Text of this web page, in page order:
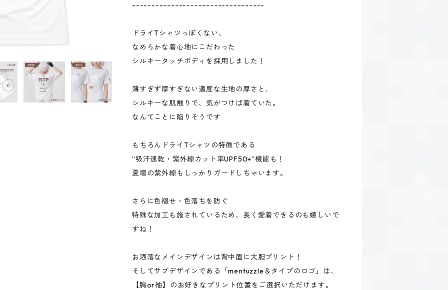
----------------------------------
ドライTシャツっぽくない、
なめらかな着心地にこだわった
シルキータッチボディを採用しました！
薄すぎず厚すぎない適度な生地の厚さと、
シルキーな肌触りで、気がつけば着ていた。
なんてことに陥りそうです
もちろんドライTシャツの特徴である
“吸汗速乾・紫外線カット率UPF50+”機能も！
夏場の紫外線もしっかりガードしちゃいます。
さらに色褪せ・色落ちを防ぐ
特殊な加工も施されているため、長く愛着できるのも嬉しいで
すね！
お洒落なメインデザインは背中面に大胆プリント！
そしてサブデザインである「mentuzzle＆タイプのロゴ」は、
【胸or袖】のお好きなプリント位置をご選択いただけます。